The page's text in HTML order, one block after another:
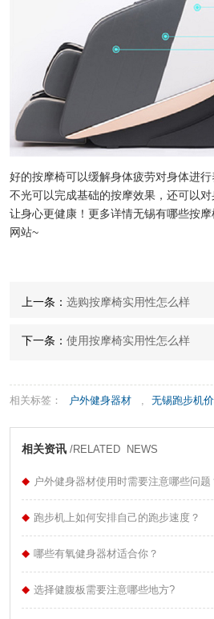
好的按摩椅可以缓解身体疲劳对身体进
不光可以完成基础的按摩效果，还可以对
让身心更健康！更多详情无锡有哪些按
网站~
上一条： 选购按摩椅实用性怎么样
下一条： 使用按摩椅实用性怎么样
相关标签： 户外健身器材 无锡跑步机
相关资讯 /RELATED NEWS
户外健身器材使用时需要注意哪些问题
跑步机上如何安排自己的跑步速度？
哪些有氧健身器材适合你？
选择健腹板需要注意哪些地方?